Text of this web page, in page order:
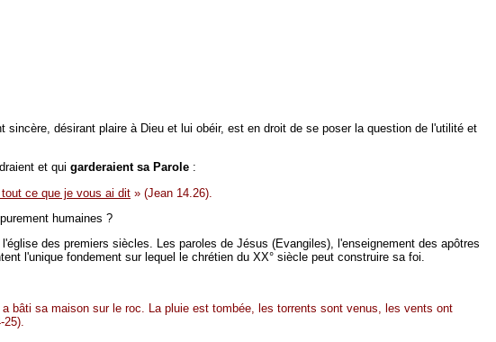
désirant plaire à Dieu et lui obéir, est en droit de se poser la question de l'utilité et
et qui garderaient sa Parole :
ce que je vous ai dit » (Jean 14.26).
humaines ?
des premiers siècles. Les paroles de Jésus (Evangiles), l'enseignement des apôtres
l'unique fondement sur lequel le chrétien du XX° siècle peut construire sa foi.
a bâti sa maison sur le roc. La pluie est tombée, les torrents sont venus, les vents ont